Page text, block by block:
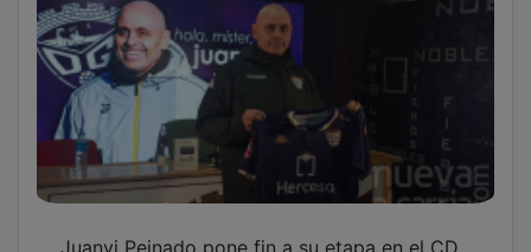
Abierto el plazo para solicitar los talleres
municipales de Cultura de Azuqueca
OTRAS NOTICIAS